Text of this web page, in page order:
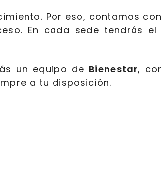
Por eso, contamos
En cada sede tendrás
un equipo de Bienestar,
a tu disposición.